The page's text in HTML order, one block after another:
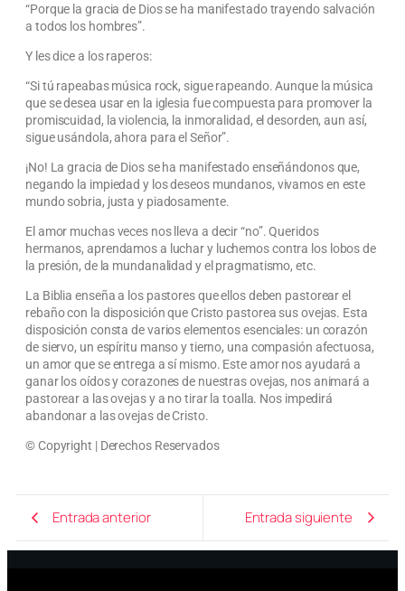
“Porque la gracia de Dios se ha manifestado trayendo salvación
a todos los hombres”.
Y les dice a los raperos:
“Si tú rapeabas música rock, sigue rapeando. Aunque la música
que se desea usar en la iglesia fue compuesta para promover la
promiscuidad, la violencia, la inmoralidad, el desorden, aun así,
sigue usándola, ahora para el Señor”.
¡No! La gracia de Dios se ha manifestado enseñándonos que,
negando la impiedad y los deseos mundanos, vivamos en este
mundo sobria, justa y piadosamente.
El amor muchas veces nos lleva a decir “no”. Queridos
hermanos, aprendamos a luchar y luchemos contra los lobos de
la presión, de la mundanalidad y el pragmatismo, etc.
La Biblia enseña a los pastores que ellos deben pastorear el
rebaño con la disposición que Cristo pastorea sus ovejas. Esta
disposición consta de varios elementos esenciales: un corazón
de siervo, un espíritu manso y tierno, una compasión afectuosa,
un amor que se entrega a sí mismo. Este amor nos ayudará a
ganar los oídos y corazones de nuestras ovejas, nos animará a
pastorear a las ovejas y a no tirar la toalla. Nos impedirá
abandonar a las ovejas de Cristo.
© Copyright | Derechos Reservados
Entrada anterior Entrada siguiente